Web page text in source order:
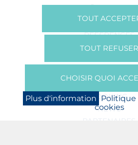
Commerces
Bureaux
RÉFÉRENCES
SUR NOUS
Presse
BOOKING
NEWS
PARTENAIRES
TOUT
TOUT REFUSER
CHOISIR QUOI
Plus d'information Politique
cookies